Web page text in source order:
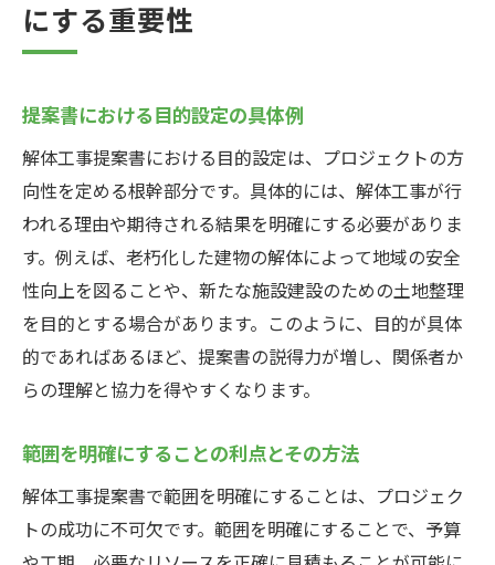
にする重要性
提案書における目的設定の具体例
解体工事提案書における目的設定は、プロジェクトの方
向性を定める根幹部分です。具体的には、解体工事が行
われる理由や期待される結果を明確にする必要がありま
す。例えば、老朽化した建物の解体によって地域の安全
性向上を図ることや、新たな施設建設のための土地整理
を目的とする場合があります。このように、目的が具体
的であればあるほど、提案書の説得力が増し、関係者か
らの理解と協力を得やすくなります。
範囲を明確にすることの利点とその方法
解体工事提案書で範囲を明確にすることは、プロジェク
トの成功に不可欠です。範囲を明確にすることで、予算